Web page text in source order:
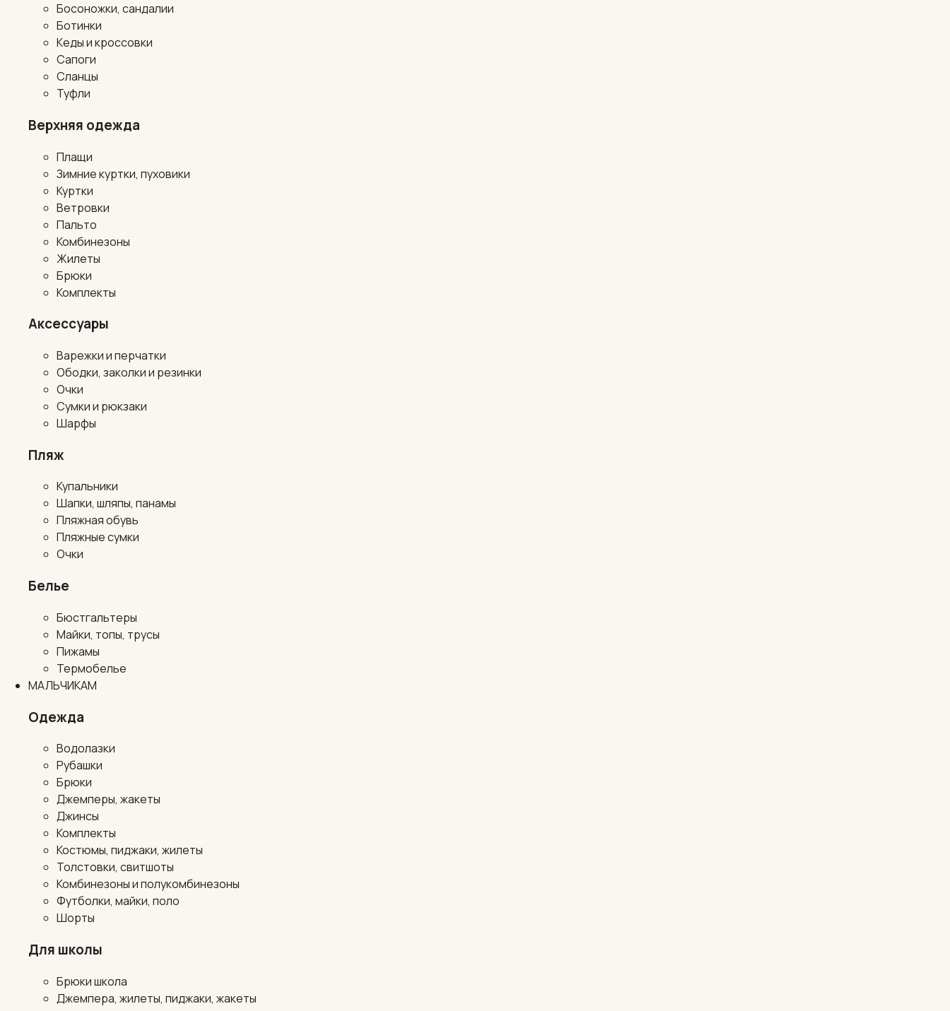
Босоножки, сандалии
Ботинки
Кеды и кроссовки
Сапоги
Сланцы
Туфли
Верхняя одежда
Плащи
Зимние куртки, пуховики
Куртки
Ветровки
Пальто
Комбинезоны
Жилеты
Брюки
Комплекты
Аксессуары
Варежки и перчатки
Ободки, заколки и резинки
Очки
Сумки и рюкзаки
Шарфы
Пляж
Купальники
Шапки, шляпы, панамы
Пляжная обувь
Пляжные сумки
Очки
Белье
Бюстгальтеры
Майки, топы, трусы
Пижамы
Термобелье
МАЛЬЧИКАМ
Одежда
Водолазки
Рубашки
Брюки
Джемперы, жакеты
Джинсы
Комплекты
Костюмы, пиджаки, жилеты
Толстовки, свитшоты
Комбинезоны и полукомбинезоны
Футболки, майки, поло
Шорты
Для школы
Брюки школа
Джемпера, жилеты, пиджаки, жакеты